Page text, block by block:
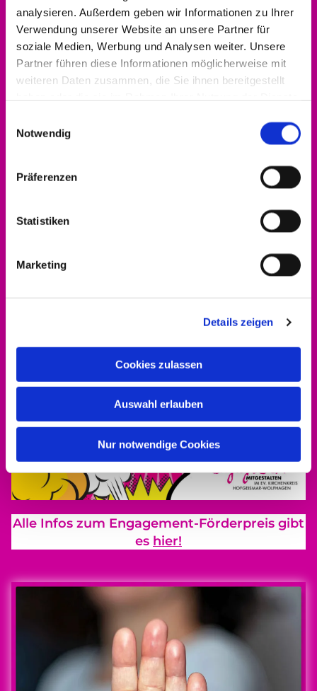
analysieren. Außerdem geben wir Informationen zu Ihrer
Verwendung unserer Website an unsere Partner für
soziale Medien, Werbung und Analysen weiter. Unsere
Partner führen diese Informationen möglicherweise mit
weiteren Daten zusammen, die Sie ihnen bereitgestellt
Notwendig
Präferenzen
Statistiken
Marketing
Details zeigen
Cookies zulassen
Auswahl erlauben
Nur notwendige Cookies
Kontakt aufnehmen
0561 937821-440
dekanat.hofgeismar-wolfhagen@ekkw.de
Alle Infos zum Engagement-Förderpreis gibt
es hier!